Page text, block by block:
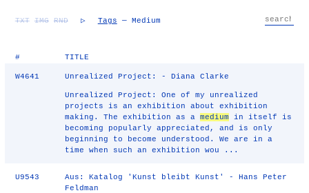
TXT IMG RND ▷ Tags — Medium
# TITLE
W4641 Unrealized Project: - Diana Clarke
Unrealized Project: One of my unrealized
projects is an exhibition about exhibition
making. The exhibition as amedium in itself is
becoming popularly appreciated, and is only
beginning to become understood. We are in a
time when such an exhibition wou ...
U9543
Aus: Katalog 'Kunst bleibt Kunst' - Hans Peter
Feldman